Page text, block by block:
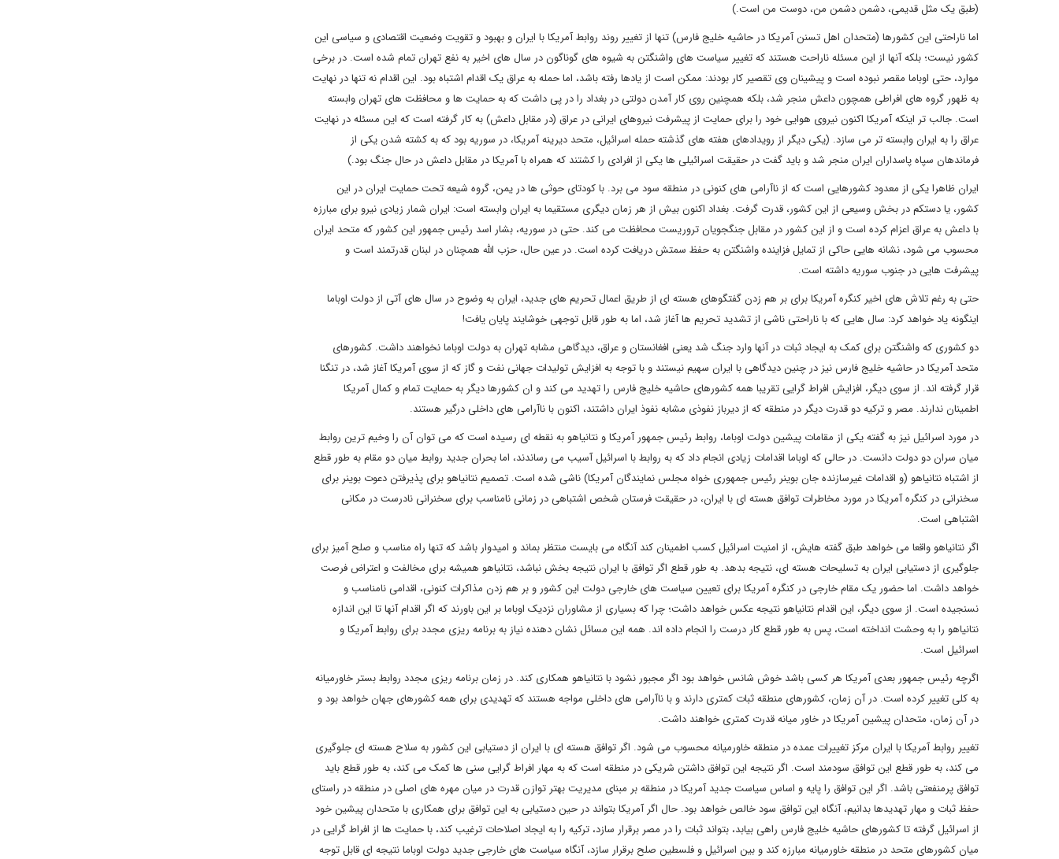
(طبق یک مثل قدیمی، دشمن دشمن من، دوست من است.)
اما ناراحتی این کشورها (متحدان اهل تسنن آمریکا در حاشیه خلیج فارس) تنها از تغییر روند روابط آمریکا با ایران و بهبود و تقویت وضعیت اقتصادی و سیاسی این
کشور نیست؛ بلکه آنها از این مسئله ناراحت هستند که تغییر سیاست های واشنگتن به شیوه های گوناگون در سال های اخیر به نفع تهران تمام شده است. در برخی
موارد، حتی اوباما مقصر نبوده است و پیشینان وی تقصیر کار بودند: ممکن است از یادها رفته باشد، اما حمله به عراق یک اقدام اشتباه بود. این اقدام نه تنها در نهایت
به ظهور گروه های افراطی همچون داعش منجر شد، بلکه همچنین روی کار آمدن دولتی در بغداد را در پی داشت که به حمایت ها و محافظت های تهران وابسته
است. جالب تر اینکه آمریکا اکنون نیروی هوایی خود را برای حمایت از پیشرفت نیروهای ایرانی در عراق (در مقابل داعش) به کار گرفته است که این مسئله در نهایت
عراق را به ایران وابسته تر می سازد. (یکی دیگر از رویدادهای هفته های گذشته حمله اسرائیل، متحد دیرینه آمریکا، در سوریه بود که به کشته شدن یکی از
فرماندهان سپاه پاسداران ایران منجر شد و باید گفت در حقیقت اسرائیلی ها یکی از افرادی را کشتند که همراه با آمریکا در مقابل داعش در حال جنگ بود.)
ایران ظاهرا یکی از معدود کشورهایی است که از ناآرامی های کنونی در منطقه سود می برد. با کودتای حوثی ها در یمن، گروه شیعه تحت حمایت ایران در این
کشور، یا دستکم در بخش وسیعی از این کشور، قدرت گرفت. بغداد اکنون بیش از هر زمان دیگری مستقیما به ایران وابسته است: ایران شمار زیادی نیرو برای مبارزه
با داعش به عراق اعزام کرده است و از این کشور در مقابل جنگجویان تروریست محافظت می کند. حتی در سوریه، بشار اسد رئیس جمهور این کشور که متحد ایران
محسوب می شود، نشانه هایی حاکی از تمایل فزاینده واشنگتن به حفظ سمتش دریافت کرده است. در عین حال، حزب الله همچنان در لبنان قدرتمند است و
پیشرفت هایی در جنوب سوریه داشته است.
حتی به رغم تلاش های اخیر کنگره آمریکا برای بر هم زدن گفتگوهای هسته ای از طریق اعمال تحریم های جدید، ایران به وضوح در سال های آتی از دولت اوباما
اینگونه یاد خواهد کرد: سال هایی که با ناراحتی ناشی از تشدید تحریم ها آغاز شد، اما به طور قابل توجهی خوشایند پایان یافت!
دو کشوری که واشنگتن برای کمک به ایجاد ثبات در آنها وارد جنگ شد یعنی افغانستان و عراق، دیدگاهی مشابه تهران به دولت اوباما نخواهند داشت. کشورهای
متحد آمریکا در حاشیه خلیج فارس نیز در چنین دیدگاهی با ایران سهیم نیستند و با توجه به افزایش تولیدات جهانی نفت و گاز که از سوی آمریکا آغاز شد، در تنگنا
قرار گرفته اند. از سوی دیگر، افزایش افراط گرایی تقریبا همه کشورهای حاشیه خلیج فارس را تهدید می کند و ان کشورها دیگر به حمایت تمام و کمال آمریکا
اطمینان ندارند. مصر و ترکیه دو قدرت دیگر در منطقه که از دیرباز نفوذی مشابه نفوذ ایران داشتند، اکنون با ناآرامی های داخلی درگیر هستند.
در مورد اسرائیل نیز به گفته یکی از مقامات پیشین دولت اوباما، روابط رئیس جمهور آمریکا و نتانیاهو به نقطه ای رسیده است که می توان آن را وخیم ترین روابط
میان سران دو دولت دانست. در حالی که اوباما اقدامات زیادی انجام داد که به روابط با اسرائیل آسیب می رساندند، اما بحران جدید روابط میان دو مقام به طور قطع
از اشتباه نتانیاهو (و اقدامات غیرسازنده جان بوینر رئیس جمهوری خواه مجلس نمایندگان آمریکا) ناشی شده است. تصمیم نتانیاهو برای پذیرفتن دعوت بوینر برای
سخنرانی در کنگره آمریکا در مورد مخاطرات توافق هسته ای با ایران، در حقیقت فرستان شخص اشتباهی در زمانی نامناسب برای سخنرانی نادرست در مکانی
اشتباهی است.
اگر نتانیاهو واقعا می خواهد طبق گفته هایش، از امنیت اسرائیل کسب اطمینان کند آنگاه می بایست منتظر بماند و امیدوار باشد که تنها راه مناسب و صلح آمیز برای
جلوگیری از دستیابی ایران به تسلیحات هسته ای، نتیجه بدهد. به طور قطع اگر توافق با ایران نتیجه بخش نباشد، نتانیاهو همیشه برای مخالفت و اعتراض فرصت
خواهد داشت. اما حضور یک مقام خارجی در کنگره آمریکا برای تعیین سیاست های خارجی دولت این کشور و بر هم زدن مذاکرات کنونی، اقدامی نامناسب و
نسنجیده است. از سوی دیگر، این اقدام نتانیاهو نتیجه عکس خواهد داشت؛ چرا که بسیاری از مشاوران نزدیک اوباما بر این باورند که اگر اقدام آنها تا این اندازه
نتانیاهو را به وحشت انداخته است، پس به طور قطع کار درست را انجام داده اند. همه این مسائل نشان دهنده نیاز به برنامه ریزی مجدد برای روابط آمریکا و
اسرائیل است.
اگرچه رئیس جمهور بعدی آمریکا هر کسی باشد خوش شانس خواهد بود اگر مجبور نشود با نتانیاهو همکاری کند. در زمان برنامه ریزی مجدد روابط بستر خاورمیانه
به کلی تغییر کرده است. در آن زمان، کشورهای منطقه ثبات کمتری دارند و با ناآرامی های داخلی مواجه هستند که تهدیدی برای همه کشورهای جهان خواهد بود و
در آن زمان، متحدان پیشین آمریکا در خاور میانه قدرت کمتری خواهند داشت.
تغییر روابط آمریکا با ایران مرکز تغییرات عمده در منطقه خاورمیانه محسوب می شود. اگر توافق هسته ای با ایران از دستیابی این کشور به سلاح هسته ای جلوگیری
می کند، به طور قطع این توافق سودمند است. اگر نتیجه این توافق داشتن شریکی در منطقه است که به مهار افراط گرایی سنی ها کمک می کند، به طور قطع باید
توافق پرمنفعتی باشد. اگر این توافق را پایه و اساس سیاست جدید آمریکا در منطقه بر مبنای مدیریت بهتر توازن قدرت در میان مهره های اصلی در منطقه در راستای
حفظ ثبات و مهار تهدیدها بدانیم، آنگاه این توافق سود خالص خواهد بود. حال اگر آمریکا بتواند در حین دستیابی به این توافق برای همکاری با متحدان پیشین خود
از اسرائیل گرفته تا کشورهای حاشیه خلیج فارس راهی بیابد، بتواند ثبات را در مصر برقرار سازد، ترکیه را به ایجاد اصلاحات ترغیب کند، با حمایت ها از افراط گرایی در
میان کشورهای متحد در منطقه خاورمیانه مبارزه کند و بین اسرائیل و فلسطین صلح برقرار سازد، آنگاه سیاست های خارجی جدید دولت اوباما نتیجه ای قابل توجه